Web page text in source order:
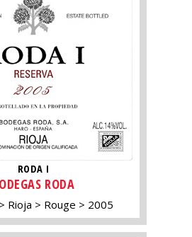
RODA I
RODA
Rioja Rouge 2005